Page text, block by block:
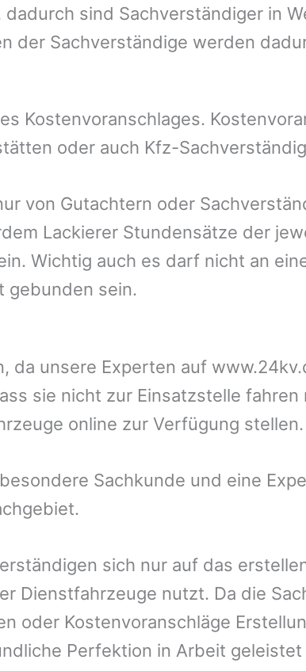
sind Sachverständiger in
der Sachverständige werden
Kostenvoranschlages.
oder auch Kfz-
von Gutachtern oder
Lackierer Stundensätze der
Wichtig auch es darf nicht an
gebunden sein.
unsere Experten auf
sie nicht zur Einsatzstelle fahren
online zur Verfügung stellen.
Sachkunde und eine
sich nur auf das
Dienstfahrzeuge nutzt. Da die
oder Kostenvoranschläge
Perfektion in Arbeit